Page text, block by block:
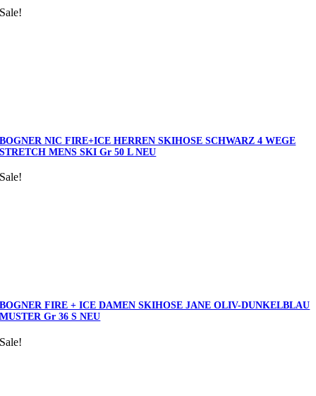
Sale!
BOGNER NIC FIRE+ICE HERREN SKIHOSE SCHWARZ 4 WEGE
STRETCH MENS SKI Gr 50 L NEU
Sale!
BOGNER FIRE + ICE DAMEN SKIHOSE JANE OLIV-DUNKELBLAU
MUSTER Gr 36 S NEU
Sale!